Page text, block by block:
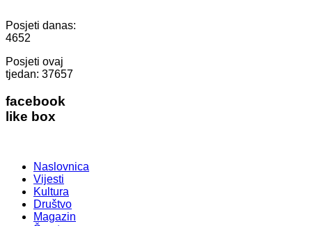
Posjeti danas:
4652
Posjeti ovaj
tjedan: 37657
facebook
like box
Naslovnica
Vijesti
Kultura
Društvo
Magazin